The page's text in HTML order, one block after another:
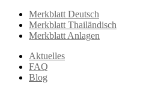
Merkblatt Deutsch
Merkblatt Thailändisch
Merkblatt Anlagen
Aktuelles
FAQ
Blog